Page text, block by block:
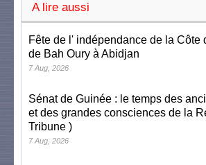
A lire aussi
Fête de l' indépendance de la Côte
de Bah Oury à Abidjan
7 Aug, 2026
Sénat de Guinée : le temps des
et des grandes consciences de la
Tribune )
7 Aug, 2026